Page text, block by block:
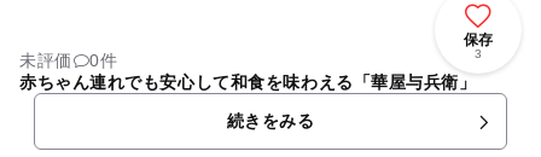
保存
3
未評価
0件
赤ちゃん連れでも安心して和食を味わえる「華屋与兵衛」
続きをみる